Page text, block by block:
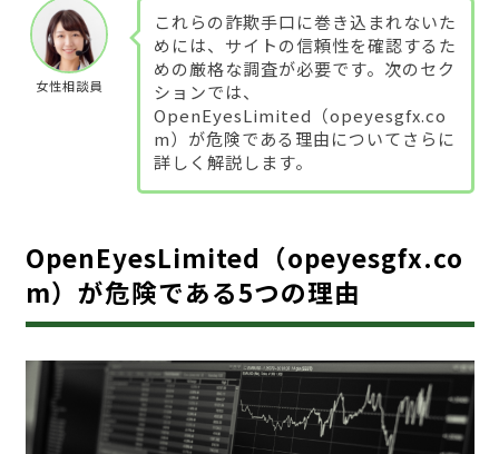
女性相談員
これらの詐欺手口に巻き込まれないた
めには、サイトの信頼性を確認するた
めの厳格な調査が必要です。次のセク
ションでは、
OpenEyesLimited（opeyesgfx.co
m）が危険である理由についてさらに
詳しく解説します。
OpenEyesLimited（opeyesgfx.co
m）が危険である5つの理由